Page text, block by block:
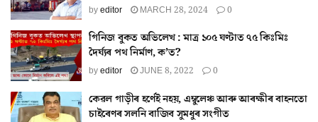
byeditor MARCH 28, 2024 0
গিনিজ বুকত অভিলেখ : মাত্ৰ ১০৫ ঘণ্টাত ৭৫ কিঃমিঃ
দৈৰ্ঘ্যৰ পথ নিৰ্মাণ, ক’ত?
byeditor JUNE 8, 2022 0
কেৱল গাড়ীৰ হৰ্ণেই নহয়, এম্বুলেঞ্চ আৰু আৰক্ষীৰ বাহনতো
চাইৰেণৰ সলনি বাজিব সুমধুৰ সংগীত